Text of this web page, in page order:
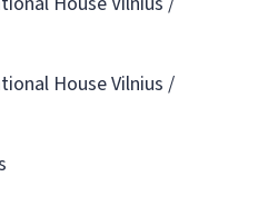
House Vilnius /